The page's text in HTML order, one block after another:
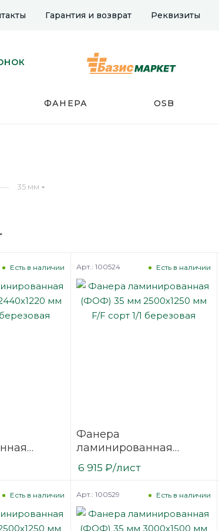
Гарантия и возврат Реквизиты
ФАНЕРА OSB
— 35 мм
Есть в наличии
Фанера
ламинированная
(ФОФ) 35 мм 2500х1250
мм F/F сорт 1/1
Есть в наличии
Арт.: 100524
6 915 ₽/лист
Есть в наличии Есть в наличии
Арт.: 100529